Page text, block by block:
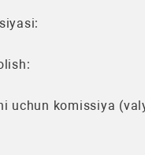
uchun komissiya